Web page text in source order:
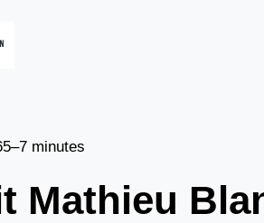
5–7 minutes
Mathieu